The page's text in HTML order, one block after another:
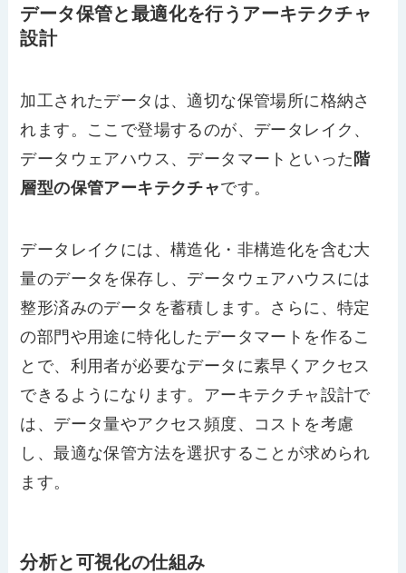
データ保管と最適化を行うアーキテクチャ
設計
加工されたデータは、適切な保管場所に格納さ
れます。ここで登場するのが、データレイク、
データウェアハウス、データマートといった 階
層型の保管アーキテクチャです。
データレイクには、構造化・非構造化を含む大
量のデータを保存し、データウェアハウスには
整形済みのデータを蓄積します。さらに、特定
の部門や用途に特化したデータマートを作るこ
とで、利用者が必要なデータに素早くアクセス
できるようになります。アーキテクチャ設計で
は、データ量やアクセス頻度、コストを考慮
し、最適な保管方法を選択することが求められ
ます。
分析と可視化の仕組み